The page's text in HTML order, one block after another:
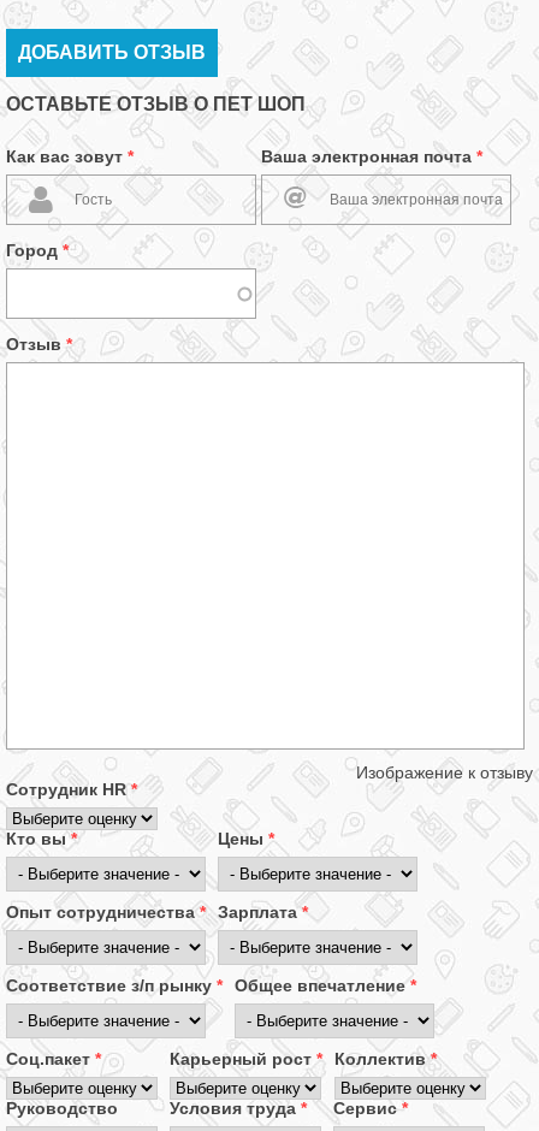
ДОБАВИТЬ ОТЗЫВ
ОСТАВЬТЕ ОТЗЫВ О ПЕТ ШОП
Как вас зовут * Ваша электронная почта *
Город *
Отзыв *
Изображение к отзыву
Сотрудник HR*
Кто вы* Цены *
Опыт сотрудничества* Зарплата*
Соответствие з/п рынку * Общее впечатление*
Соц.пакет * Карьерный рост * Коллектив*
Руководство Условия труда * Сервис*